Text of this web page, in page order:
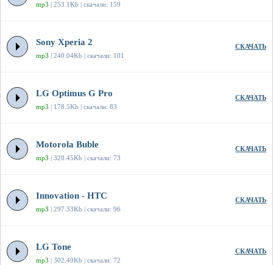
mp3 | 253.1Kb | скачали: 159
Sony Xperia 2
mp3 | 240.04Kb | скачали: 101
СКАЧАТЬ
LG Optimus G Pro
mp3 | 178.5Kb | скачали: 83
СКАЧАТЬ
Motorola Buble
mp3 | 320.45Kb | скачали: 73
СКАЧАТЬ
Innovation - HTC
mp3 | 297.33Kb | скачали: 96
СКАЧАТЬ
LG Tone
mp3 | 302.49Kb | скачали: 72
СКАЧАТЬ